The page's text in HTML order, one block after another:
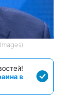
в